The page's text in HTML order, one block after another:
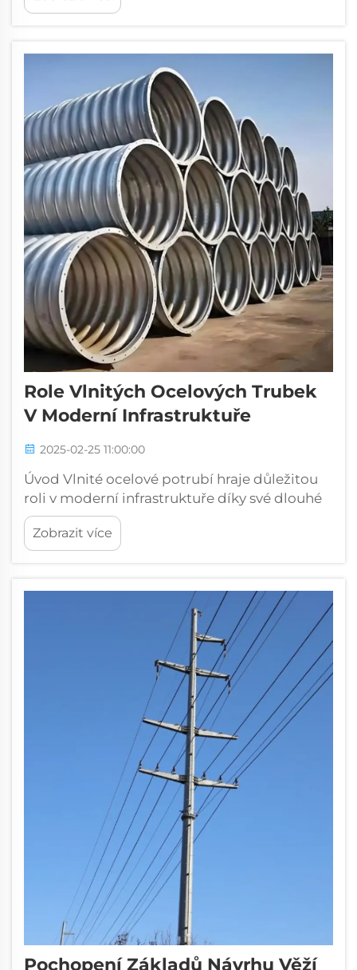
těmto moderním věžím, které se objevují
Role Vlnitých Ocelových Trubek
V Moderní Infrastruktuře
2025-02-25 11:00:00
Úvod Vlnité ocelové potrubí hraje důležitou
roli v moderní infrastruktuře díky své dlouhé
životnosti a široké všestrannosti. Inženýři na
něj spoléhají při všech typech stavebních
prací, od stavby mostů po instalaci
Zobrazit více
Pochopení Základů Návrhu Věží